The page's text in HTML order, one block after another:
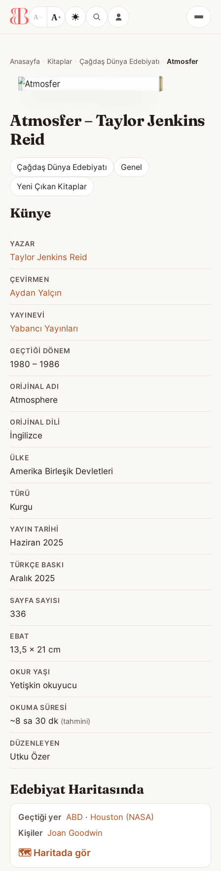
A − A+
Menü
Anasayfa Kitaplar Çağdaş Dünya Edebiyatı Atmosfer
Atmosfer–Taylor Jenkins
Reid
Çağdaş Dünya Edebiyatı Genel
Yeni Çıkan Kitaplar
Künye
YAZAR
Taylor Jenkins Reid
ÇEVIRMEN
Aydan Yalçın
YAYINEVI
Yabancı Yayınları
GEÇTIĞI DÖNEM
1980 – 1986
ORIJINAL ADI
Atmosphere
ORIJINAL DILI
İngilizce
ÜLKE
Amerika Birleşik Devletleri
TÜRÜ
Kurgu
YAYIN TARIHI
Haziran 2025
TÜRKÇE BASKI
Aralık 2025
SAYFA SAYISI
336
EBAT
13,5 x 21 cm
OKUR YAŞI
Yetişkin okuyucu
OKUMA SÜRESI
~8 sa 30 dk (tahmini)
DÜZENLEYEN
Utku Özer
Edebiyat Haritasında
Geçtiği yer ABD · Houston (NASA)
Kişiler Joan Goodwin
🗺️ Haritada gör